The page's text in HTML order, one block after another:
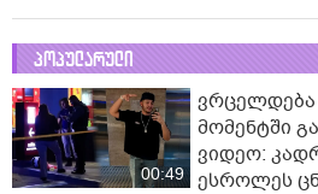
პოპულარული
00:49
მომენტში
ვიდეო:
ესროლეს